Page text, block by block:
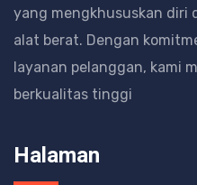
yang mengkhususkan diri
alat berat. Dengan
layanan pelanggan, kami
berkualitas tinggi
Halaman